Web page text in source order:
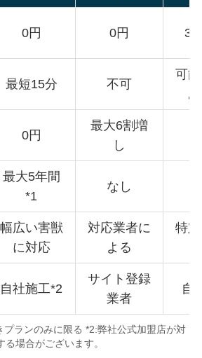
0円 0円
最短15分 不可
可
0円
最大6割増
し
最大5年間
*1
なし
幅広い害獣
に対応
対応業者に
よる
特
自社施工*2
サイト登録
業者
自
プランのみに限る *2:弊社公式加盟店が対
る場合がございます。